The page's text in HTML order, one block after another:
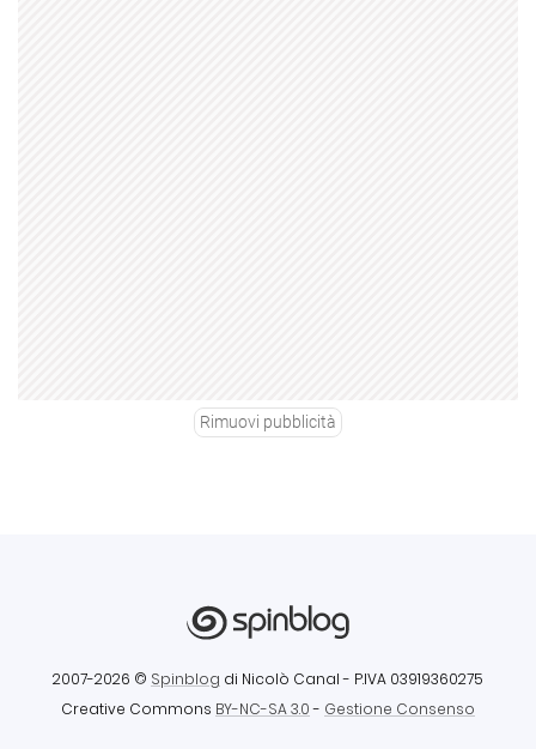
Rimuovi pubblicità
2007-2026 © Spinblog di Nicolò Canal - P.IVA 03919360275
Creative Commons BY-NC-SA 3.0- Gestione Consenso